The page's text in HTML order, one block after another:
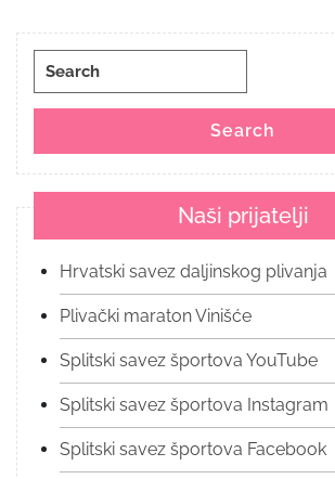
Search
Search
Naši prijatelji
Hrvatski savez daljinskog plivanja
Plivački maraton Vinišće
Splitski savez športova YouTube
Splitski savez športova Instagram
Splitski savez športova Facebook